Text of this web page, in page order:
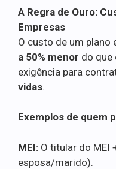
A Regra de Ouro:
Empresas
O custo de um
a 50% menor do que
exigência para
vidas.
Exemplos de quem
MEI: O titular do MEI
esposa/marido).